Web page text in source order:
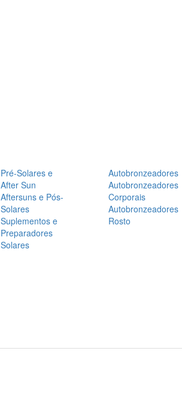
Pré-Solares e
After Sun
Aftersuns e Pós-
Solares
Suplementos e
Preparadores
Solares
Autobronzeadores
Autobronzeadores
Corporais
Autobronzeadores
Rosto